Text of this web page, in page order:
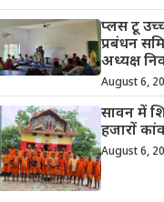
प्लस टू
प्रबंधन
अध्यक्ष
August 6,
सावन में
हजारों
August 6,